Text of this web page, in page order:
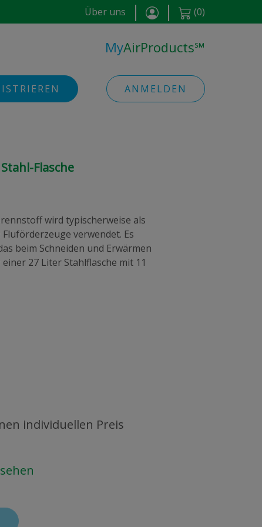
Über uns (0)
MyAirProducts℠
ANMELDEN
Flasche
wird typischerweise als
verwendet. Es
beim Schneiden und Erwärmen
27 Liter Stahlflasche mit 11
individuellen Preis